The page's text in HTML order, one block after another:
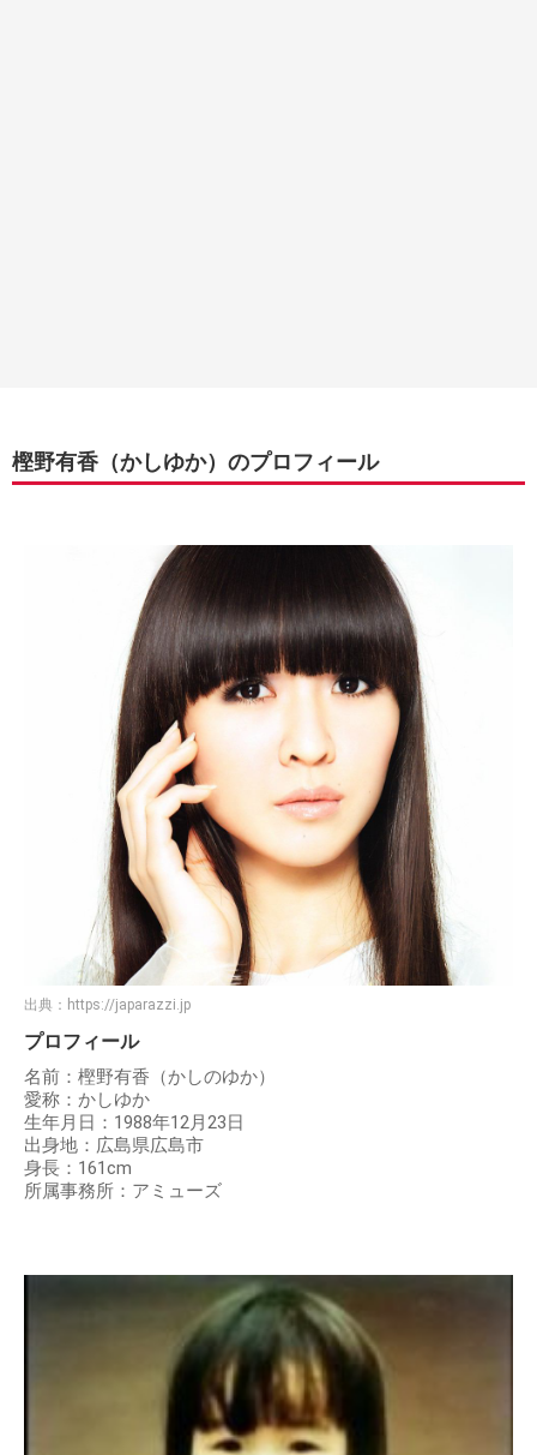
樫野有香（かしゆか）のプロフィール
出典： https://japarazzi.jp
プロフィール
名前：樫野有香（かしのゆか）
愛称：かしゆか
生年月日：1988年12月23日
出身地：広島県広島市
身長：161cm
所属事務所：アミューズ